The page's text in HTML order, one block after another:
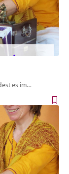
es im…